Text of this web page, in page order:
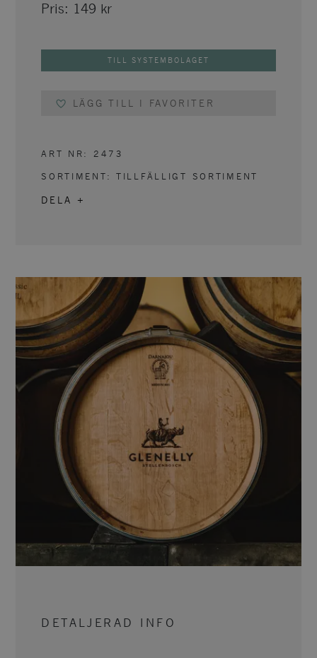
Pris: 149 kr
TILL SYSTEMBOLAGET
LÄGG TILL I FAVORITER
ART NR: 2473
SORTIMENT:TILLFÄLLIGT SORTIMENT
DELA +
DETALJERAD INFO